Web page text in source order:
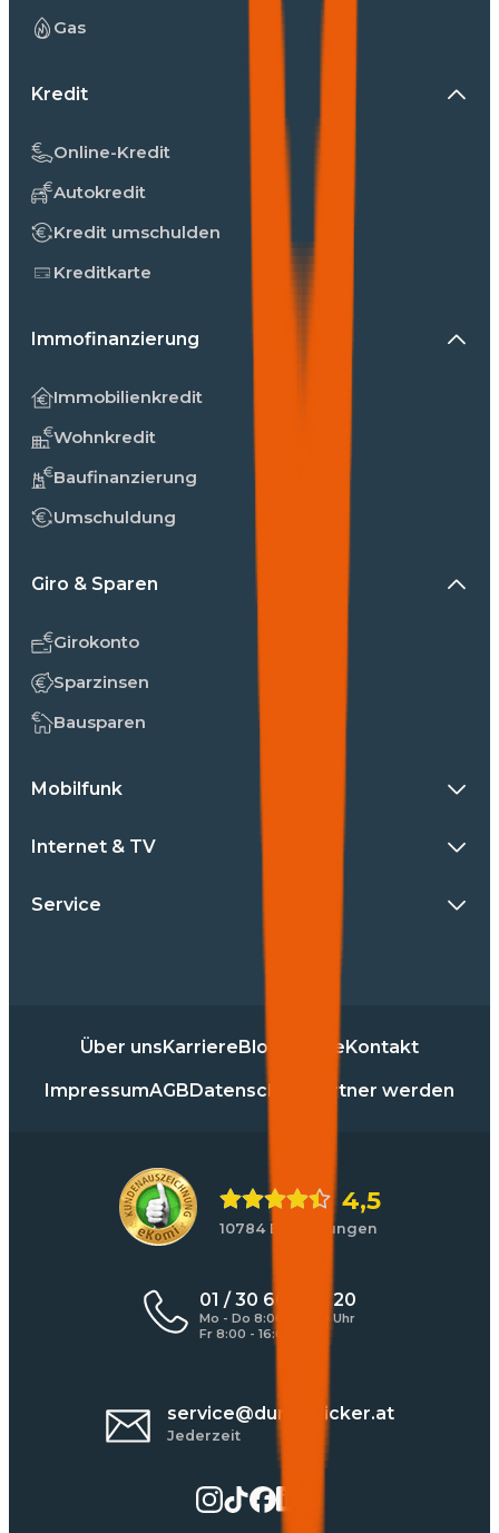
Gas
Kredit
Online-Kredit
Autokredit
Kredit umschulden
Kreditkarte
Immofinanzierung
Immobilienkredit
Wohnkredit
Baufinanzierung
Umschuldung
Giro & Sparen
Girokonto
Sparzinsen
Bausparen
Mobilfunk
Internet & TV
Service
Über unsKarriereBlog PresseKontakt
ImpressumAGBDatenschutz Partner werden
4,5
10784 Bewertungen
01 / 30 60 900 20
Mo - Do 8:00 - 17:00 Uhr
Fr 8:00 - 16:00 Uhr
service@durchblicker.at
Jederzeit